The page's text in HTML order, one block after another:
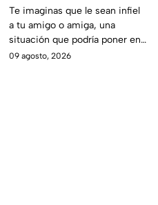
Un momento decisivo
con tus amigos
Te imaginas que le sean infiel
a tu amigo o amiga, una
situación que podría poner en
juego la amistad, un fuerte
09 agosto, 2026